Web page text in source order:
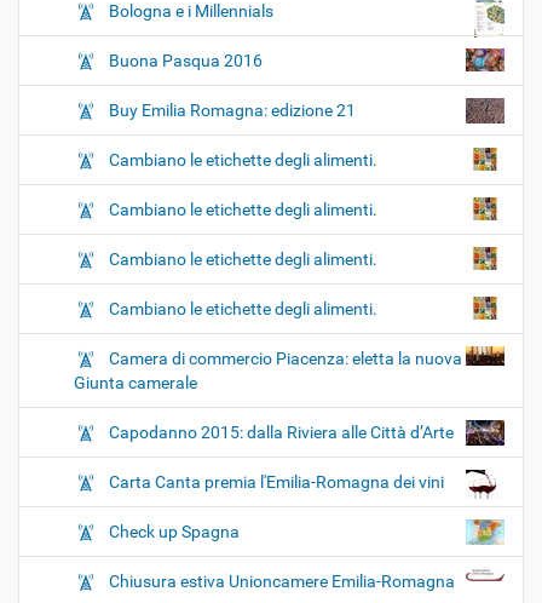
Bologna e i Millennials
Buona Pasqua 2016
Buy Emilia Romagna: edizione 21
Cambiano le etichette degli alimenti.
Cambiano le etichette degli alimenti.
Cambiano le etichette degli alimenti.
Cambiano le etichette degli alimenti.
Camera di commercio Piacenza: eletta la nuova
Giunta camerale
Capodanno 2015: dalla Riviera alle Città d’Arte
Carta Canta premia l'Emilia-Romagna dei vini
Check up Spagna
Chiusura estiva Unioncamere Emilia-Romagna